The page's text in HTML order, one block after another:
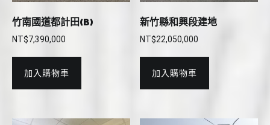
竹南國道都計田(B)
NT$7,390,000
加入購物車
新竹縣和興段建地
NT$22,050,000
加入購物車